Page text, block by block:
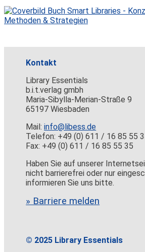
Kontakt
Library Essentials
b.i.t.verlag gmbh
Maria-Sibylla-Merian-Straße 9
65197 Wiesbaden
Mail:info@libess.de
Telefon: +49 (0) 611 / 16 85 55
Fax: +49 (0) 611 / 16 85 55 35
Haben Sie auf unserer
nicht barrierefrei oder nur
informieren Sie uns bitte.
» Barriere melden
© 2025 Library Essentials